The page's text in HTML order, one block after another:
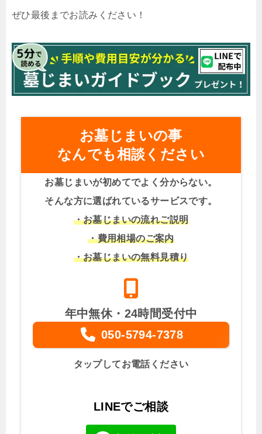
ぜひ最後までお読みください！
お墓じまいの事
なんでも相談ください
お墓じまいが初めてでよく分からない。
そんな方に選ばれているサービスです。
・お墓じまいの流れご説明
・費用相場のご案内
・お墓じまいの無料見積り
年中無休・24時間受付中
050-5794-7378
タップしてお電話ください
LINEでご相談